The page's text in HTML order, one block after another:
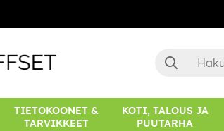
TIETOKOONET &
TARVIKKEET
KOTI, TALOUS JA
PUUTARHA